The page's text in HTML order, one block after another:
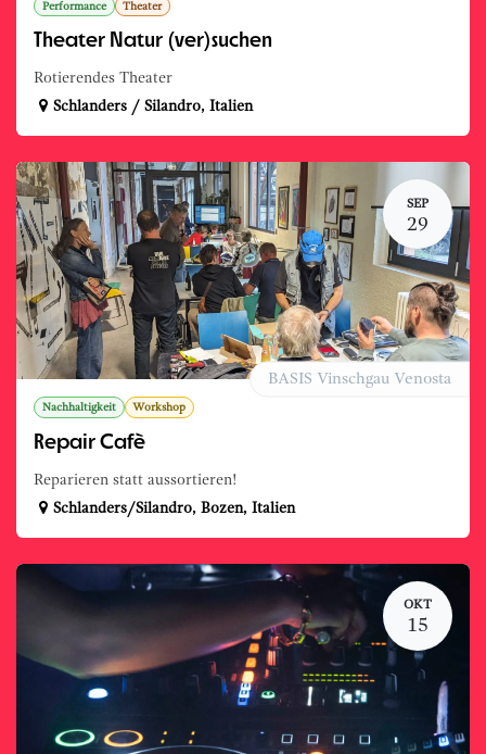
Performance Theater
Theater Natur (ver)suchen
Rotierendes Theater
Schlanders / Silandro, Italien
SEP
29
Nachhaltigkeit Workshop
Repair Cafè
Reparieren statt aussortieren!
BASIS Vinschgau Venosta
Schlanders/Silandro, Bozen, Italien
OKT
15